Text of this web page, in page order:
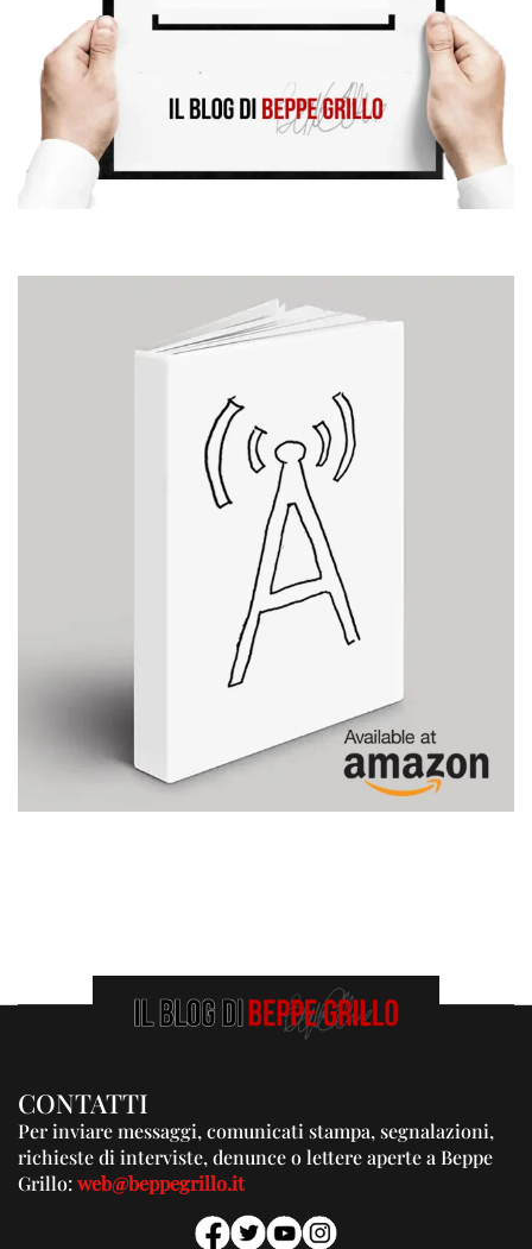
CONTATTI
Per inviare messaggi, comunicati stampa, segnalazioni,
richieste di interviste, denunce o lettere aperte a Beppe
Grillo:web@beppegrillo.it